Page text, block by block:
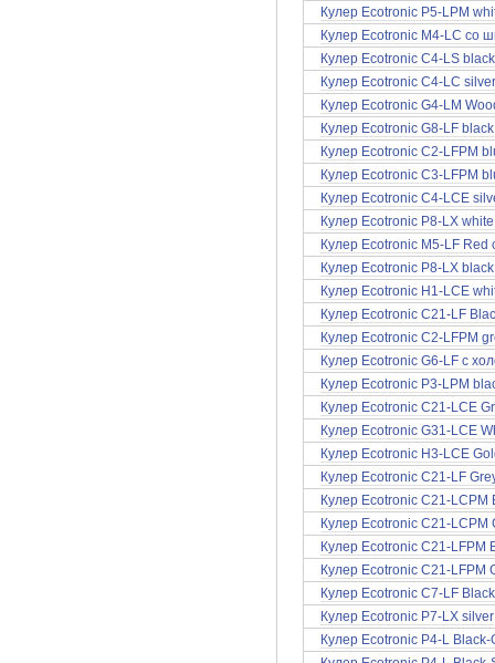
Кулер Ecotronic P5-LPM
Кулер Ecotronic M4-LC cо
Кулер Ecotronic C4-LS
Кулер Ecotronic C4-LC
Кулер Ecotronic G4-LM
Кулер Ecotronic G8-LF
Кулер Ecotronic C2-LFPM
Кулер Ecotronic C3-LFPM
Кулер Ecotronic C4-LCE
Кулер Ecotronic P8-LX
Кулер Ecotronic M5-LF Red
Кулер Ecotronic P8-LX
Кулер Ecotronic H1-LCE
Кулер Ecotronic C21-LF
Кулер Ecotronic C2-LFPM
Кулер Ecotronic G6-LF с
Кулер Ecotronic P3-LPM
Кулер Ecotronic C21-LCE
Кулер Ecotronic G31-LCE
Кулер Ecotronic H3-LCE
Кулер Ecotronic C21-LF
Кулер Ecotronic C21-
Кулер Ecotronic C21-
Кулер Ecotronic C21-LFPM
Кулер Ecotronic C21-LFPM
Кулер Ecotronic C7-LF
Кулер Ecotronic P7-LX silver
Кулер Ecotronic P4-L Black-